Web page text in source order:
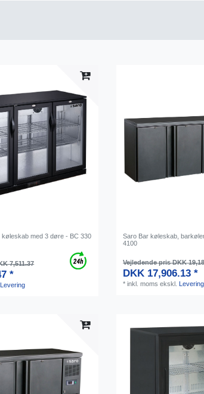
med 3 døre - BC 330
7,511.37
*
Levering
Saro Bar køleskab,
4100
Vejledende pris DKK
DKK 17,906.13 *
*inkl. moms ekskl. Levering